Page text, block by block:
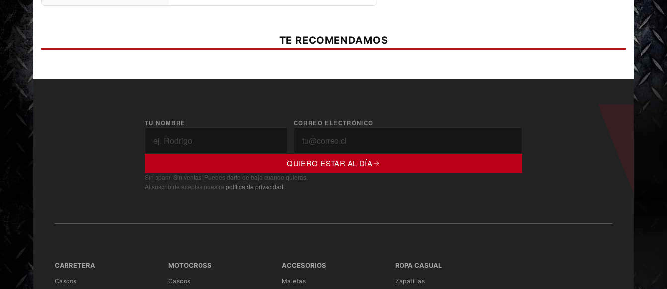
TE RECOMENDAMOS
TU NOMBRE CORREO ELECTRÓNICO
QUIERO ESTAR AL DÍA
Sin spam. Sin ventas. Puedes darte de baja cuando quieras.
Al suscribirte aceptas nuestra política de privacidad
CARRETERA
Cascos
MOTOCROSS
Cascos
ACCESORIOS
Maletas
ROPA CASUAL
Zapatillas